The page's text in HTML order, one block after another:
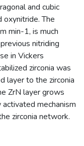
and cubic
oxynitride. The
min-1, is much
nitriding
in Vickers
zirconia was
layer to the zirconia
ZrN layer grows
mechanism
zirconia network.